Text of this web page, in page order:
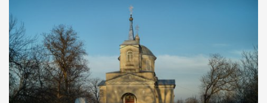
старовинний цвинтар із кам’яними хрестами. Всі епітафії, які
збереглися, написані кирилицею, церковнослов’янською
мовою. За всіма традиційними ознаками – цвинтар
український. Хрести датуються 19 століттям. У 1924-1940
роках Болган […]